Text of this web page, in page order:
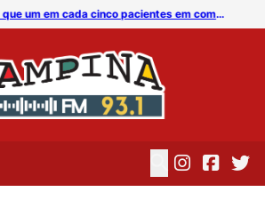
Estudo revela que um em cada cinco pacientes em coma tem consciência ativa